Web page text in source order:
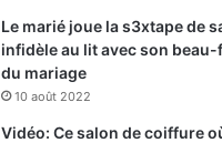
Le marié joue la s3xtape de
infidèle au lit avec son
du mariage
10 août 2022
Vidéo: Ce salon de coiffure